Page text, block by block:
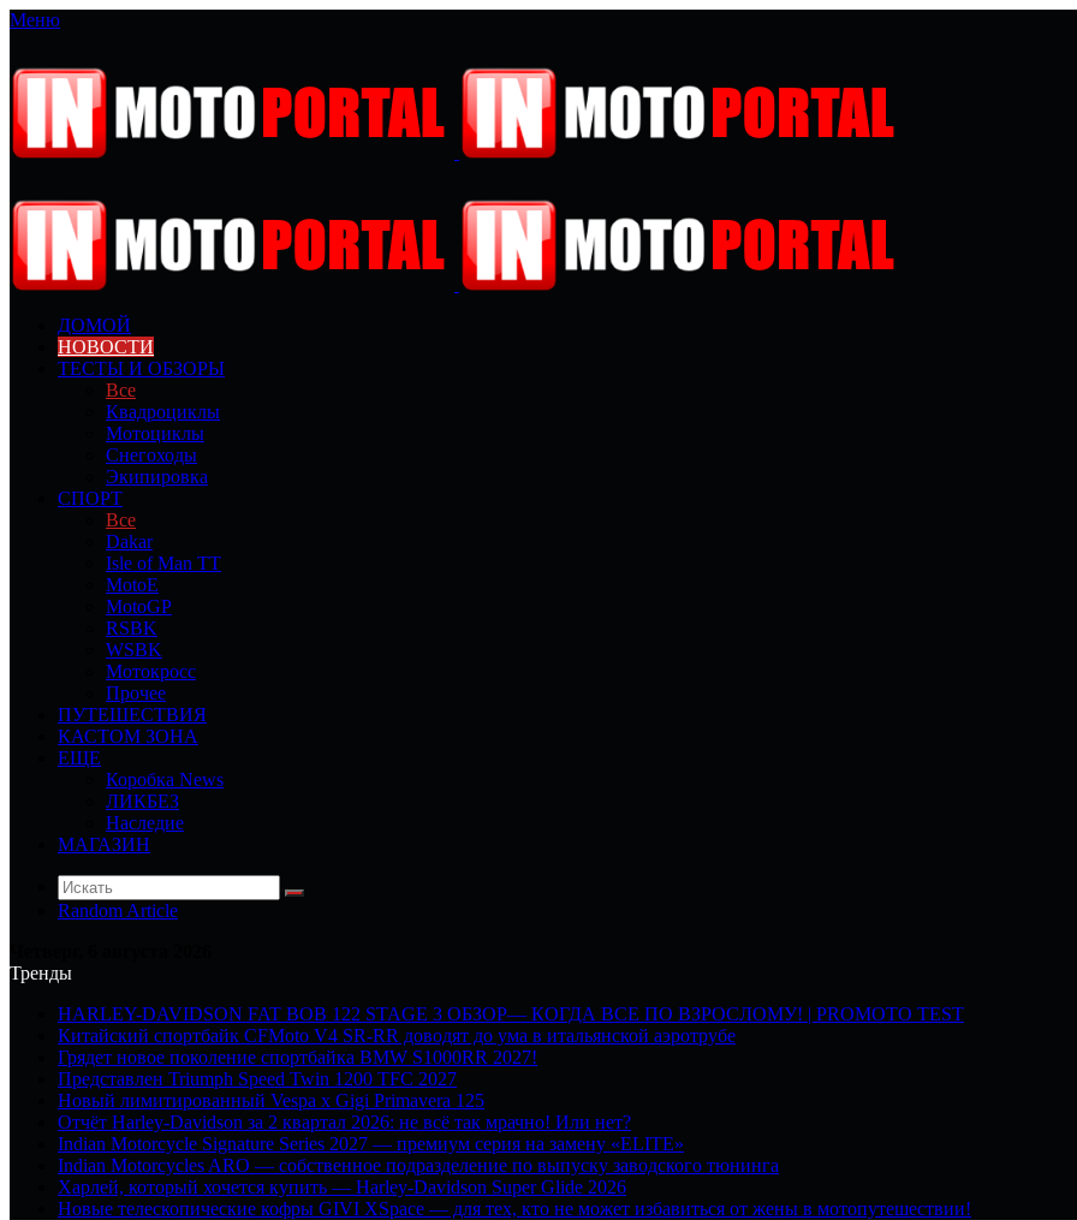
Меню
ДОМОЙ
НОВОСТИ
ТЕСТЫ И ОБЗОРЫ
Все
Квадроциклы
Мотоциклы
Снегоходы
Экипировка
СПОРТ
Все
Dakar
Isle of Man TT
MotoE
MotoGP
RSBK
WSBK
Мотокросс
Прочее
ПУТЕШЕСТВИЯ
КАСТОМ ЗОНА
ЕЩЕ
Коробка News
ЛИКБЕЗ
Наследие
МАГАЗИН
Random Article
Тренды
HARLEY-DAVIDSON FAT BOB 122 STAGE 3 ОБЗОР— КОГДА ВСЕ ПО ВЗРОСЛОМУ! | PROMOTO TEST
Китайский спортбайк CFMoto V4 SR-RR доводят до ума в итальянской аэротрубе
Грядет новое поколение спортбайка BMW S1000RR 2027!
Представлен Triumph Speed Twin 1200 TFC 2027
Новый лимитированный Vespa x Gigi Primavera 125
Отчёт Harley-Davidson за 2 квартал 2026: не всё так мрачно! Или нет?
Indian Motorcycle Signature Series 2027 — премиум серия на замену «ELITE»
Indian Motorcycles ARO — собственное подразделение по выпуску заводского тюнинга
Харлей, который хочется купить — Harley-Davidson Super Glide 2026
Новые телескопические кофры GIVI XSpace — для тех, кто не может избавиться от жены в мотопутешествии!